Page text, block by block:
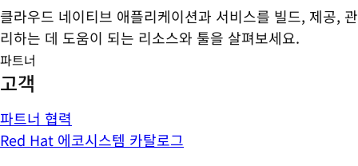
클라우드 네이티브 애플리케이션과 서비스를 빌드, 제공, 관
리하는 데 도움이 되는 리소스와 툴을 살펴보세요.
파트너
고객
파트너 협력
Red Hat 에코시스템 카탈로그